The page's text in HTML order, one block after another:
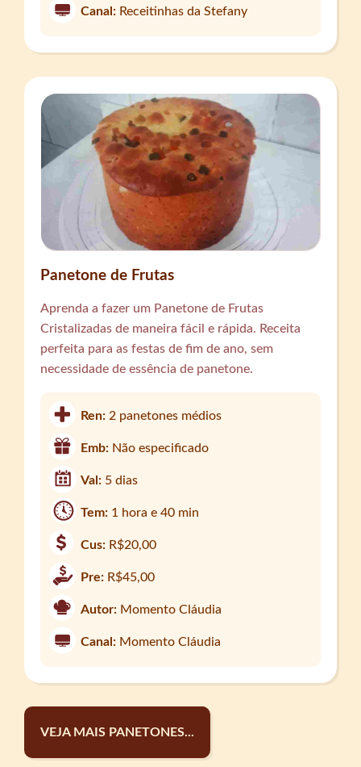
Canal: Receitinhas da Stefany
Panetone de Frutas
Aprenda a fazer um Panetone de Frutas
Cristalizadas de maneira fácil e rápida. Receita
perfeita para as festas de fim de ano, sem
necessidade de essência de panetone.
Ren: 2 panetones médios
Emb: Não especificado
Val: 5 dias
Tem: 1 hora e 40 min
Cus: R$20,00
Pre: R$45,00
Autor: Momento Cláudia
Canal: Momento Cláudia
VEJA MAIS PANETONES...